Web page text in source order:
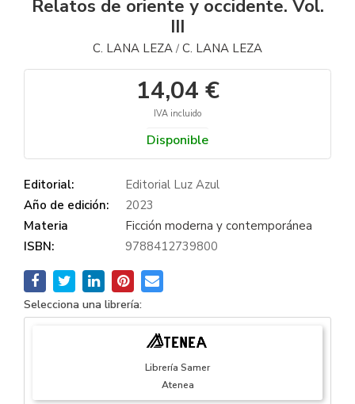
Relatos de oriente y occidente. Vol.
III
C. LANA LEZA / C. LANA LEZA
14,04 €
IVA incluido
Disponible
Editorial:
Editorial Luz Azul
Año de edición:
2023
Materia
Ficción moderna y contemporánea
ISBN:
9788412739800
Selecciona una librería:
Librería Samer
Atenea